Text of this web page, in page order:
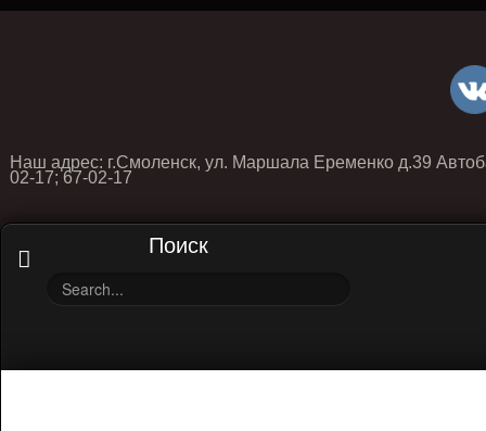
Наш адрес: г.Смоленск, ул. Маршала Еременко д.39
02-17; 67-02-17
Поиск